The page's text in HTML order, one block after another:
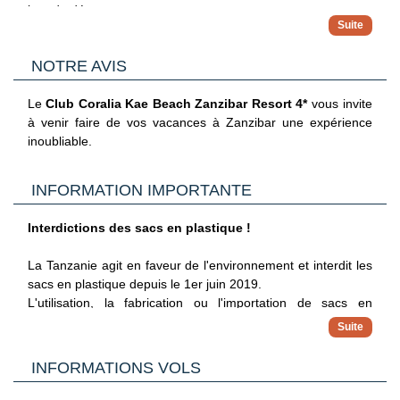
Visite d’une école
Plongée avec tuba
Safari dauphins
Blue Safari
Visite de Stone Town
expérience exceptionnelle et unique. Il existe pour créer
rythme naturel de votre corps. 2 salles sont à votre
jour du départ.
Accès à la formule All Inclusive dès l’heure
l’hotel
NOTRE AVIS
Le Club Coralia Kae Beach Zanzibar Resort 4*vous invite
à venir faire de vos vacances à Zanzibar une expérience
inoubliable.
INFORMATION IMPORTANTE
Interdictions des sacs en plastique !
La Tanzanie agit en faveur de l'environnement et interdit les
sacs en plastique depuis le 1er juin 2019.
L'utilisation, la fabrication ou l'importation de sacs en
plastique, y compris les sacs à ordures et les sacs à
provisions, est désormais illégale et les contrevenants
INFORMATIONS VOLS